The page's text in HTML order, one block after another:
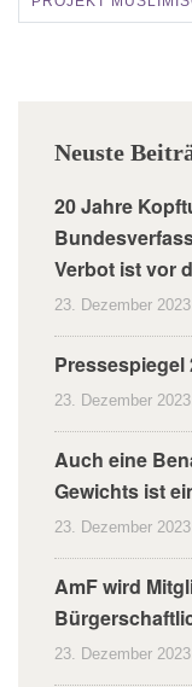
Neuste
20 Jahre
Verbot ist vor
23. Dezember 2023
Pressespiegel
23. Dezember 2023
Auch eine
Gewichts ist
23. Dezember 2023
AmF wird
23. Dezember 2023